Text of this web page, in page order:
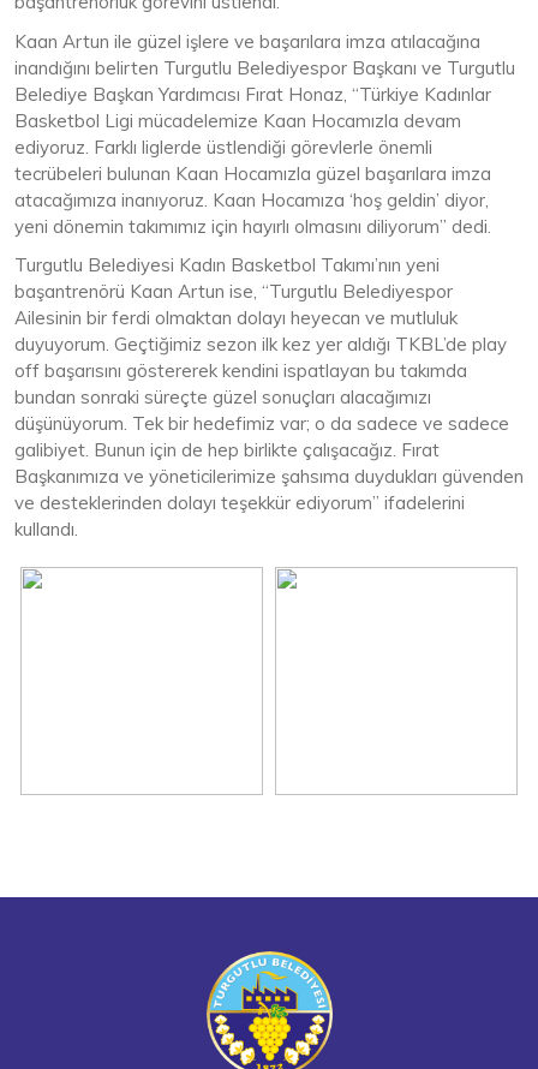
Kaan Artun ile güzel işlere ve başarılara imza atılacağına
inandığını belirten Turgutlu Belediyespor Başkanı ve Turgutlu
Belediye Başkan Yardımcısı Fırat Honaz, “Türkiye Kadınlar
Basketbol Ligi mücadelemize Kaan Hocamızla devam
ediyoruz. Farklı liglerde üstlendiği görevlerle önemli
tecrübeleri bulunan Kaan Hocamızla güzel başarılara imza
atacağımıza inanıyoruz. Kaan Hocamıza ‘hoş geldin’ diyor,
yeni dönemin takımımız için hayırlı olmasını diliyorum” dedi.
Turgutlu Belediyesi Kadın Basketbol Takımı’nın yeni
başantrenörü Kaan Artun ise, “Turgutlu Belediyespor
Ailesinin bir ferdi olmaktan dolayı heyecan ve mutluluk
duyuyorum. Geçtiğimiz sezon ilk kez yer aldığı TKBL’de play
off başarısını göstererek kendini ispatlayan bu takımda
bundan sonraki süreçte güzel sonuçları alacağımızı
düşünüyorum. Tek bir hedefimiz var; o da sadece ve sadece
galibiyet. Bunun için de hep birlikte çalışacağız. Fırat
Başkanımıza ve yöneticilerimize şahsıma duydukları güvenden
ve desteklerinden dolayı teşekkür ediyorum” ifadelerini
kullandı.